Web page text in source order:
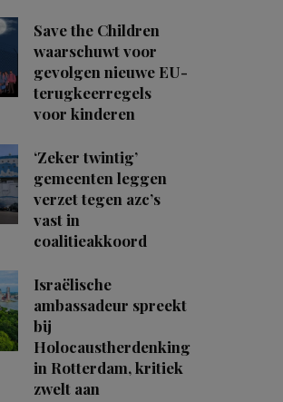
Save the Children
waarschuwt voor
gevolgen nieuwe EU-
terugkeerregels
voor kinderen
‘Zeker twintig’
gemeenten leggen
verzet tegen azc’s
vast in
coalitieakkoord
Israëlische
ambassadeur spreekt
bij
Holocaustherdenking
in Rotterdam, kritiek
zwelt aan